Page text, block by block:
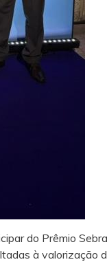
do Prêmio
à valorização